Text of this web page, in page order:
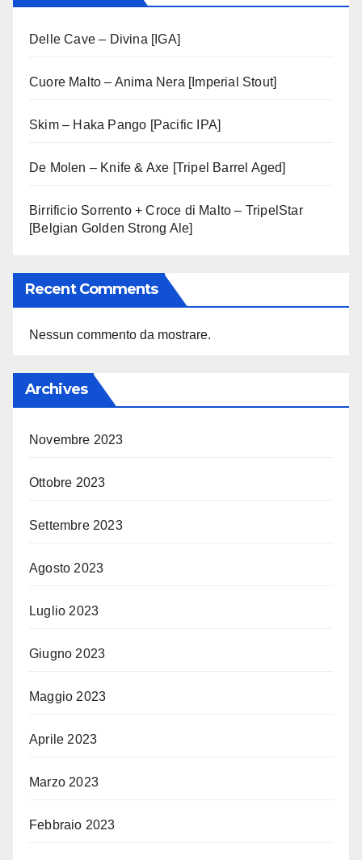
Delle Cave – Divina [IGA]
Cuore Malto – Anima Nera [Imperial Stout]
Skim – Haka Pango [Pacific IPA]
De Molen – Knife & Axe [Tripel Barrel Aged]
Birrificio Sorrento + Croce di Malto – TripelStar
[Belgian Golden Strong Ale]
Recent Comments
Nessun commento da mostrare.
Archives
Novembre 2023
Ottobre 2023
Settembre 2023
Agosto 2023
Luglio 2023
Giugno 2023
Maggio 2023
Aprile 2023
Marzo 2023
Febbraio 2023